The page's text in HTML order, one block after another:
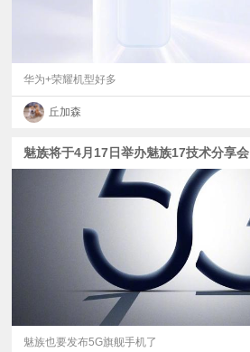
普
验
华为+荣耀机型好多
丘加森
魅族将于4月17日举办魅族17技术分享会
魅族也要发布5G旗舰手机了